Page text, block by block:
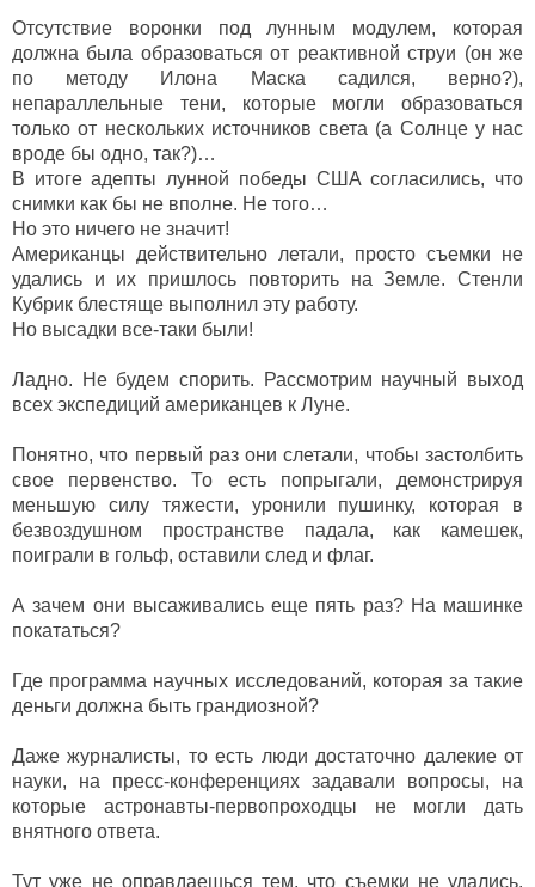
Отсутствие воронки под лунным модулем, которая
должна была образоваться от реактивной струи (он же
по методу Илона Маска садился, верно?),
непараллельные тени, которые могли образоваться
только от нескольких источников света (а Солнце у нас
вроде бы одно, так?)…
В итоге адепты лунной победы США согласились, что
снимки как бы не вполне. Не того…
Но это ничего не значит!
Американцы действительно летали, просто съемки не
удались и их пришлось повторить на Земле. Стенли
Кубрик блестяще выполнил эту работу.
Но высадки все-таки были!
Ладно. Не будем спорить. Рассмотрим научный выход
всех экспедиций американцев к Луне.
Понятно, что первый раз они слетали, чтобы застолбить
свое первенство. То есть попрыгали, демонстрируя
меньшую силу тяжести, уронили пушинку, которая в
безвоздушном пространстве падала, как камешек,
поиграли в гольф, оставили след и флаг.
А зачем они высаживались еще пять раз? На машинке
покататься?
Где программа научных исследований, которая за такие
деньги должна быть грандиозной?
Даже журналисты, то есть люди достаточно далекие от
науки, на пресс-конференциях задавали вопросы, на
которые астронавты-первопроходцы не могли дать
внятного ответа.
Тут уже не оправдаешься тем, что съемки не удались.